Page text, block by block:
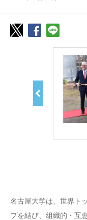
名古屋大学は、世界ト
プを結び、組織的・互